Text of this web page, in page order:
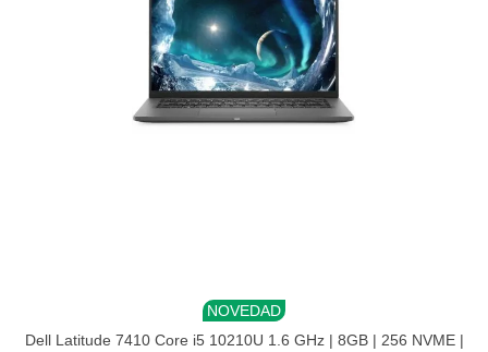
NOVEDAD
Dell Latitude 7410 Core i5 10210U 1.6 GHz | 8GB | 256 NVME |